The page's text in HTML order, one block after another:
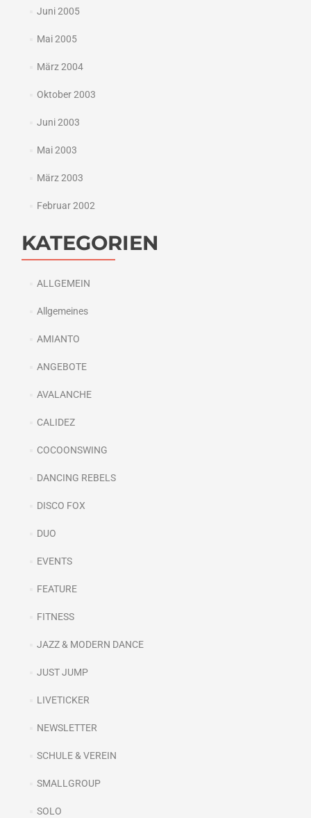
Juni 2005
Mai 2005
März 2004
Oktober 2003
Juni 2003
Mai 2003
März 2003
Februar 2002
KATEGORIEN
ALLGEMEIN
Allgemeines
AMIANTO
ANGEBOTE
AVALANCHE
CALIDEZ
COCOONSWING
DANCING REBELS
DISCO FOX
DUO
EVENTS
FEATURE
FITNESS
JAZZ & MODERN DANCE
JUST JUMP
LIVETICKER
NEWSLETTER
SCHULE & VEREIN
SMALLGROUP
SOLO